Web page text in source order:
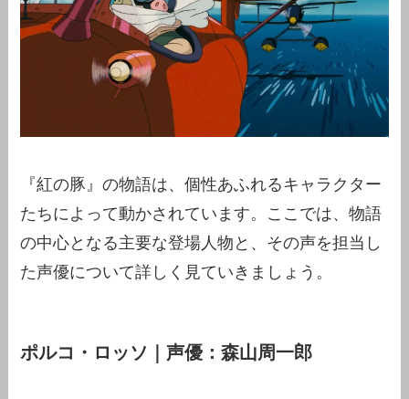
『紅の豚』の物語は、個性あふれるキャラクター
たちによって動かされています。ここでは、物語
の中心となる主要な登場人物と、その声を担当し
た声優について詳しく見ていきましょう。
ポルコ・ロッソ｜声優：森山周一郎